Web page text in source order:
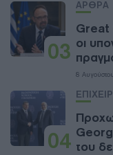
03
ΑΡΘΡΑ
Great
οι
8
04 του